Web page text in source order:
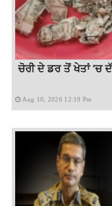
ਚੋਰੀ ਦੇ ਡਰ ਤੋਂ ਖੇਤਾਂ ‘ਚ
Aug 10, 2026 12:19 Pm